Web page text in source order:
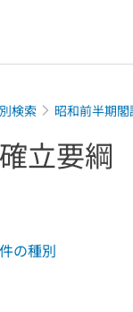
検索 昭和前半期
立要綱
の種別